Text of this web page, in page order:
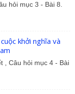
hỏi mục 3 - Bài 8.
khởi nghĩa và
, Câu hỏi mục 4 - Bài